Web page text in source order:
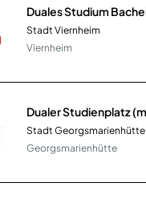
Stadt Viernheim
Viernheim
Stadt Georgsmarienhütte
Georgsmarienhütte